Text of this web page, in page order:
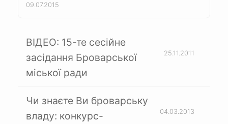
09.07.2015
ВІДЕО: 15-те сесійне
засідання Броварської
міської ради
25.11.2011
Чи знаєте Ви броварську
владу: конкурс-
04.03.2013